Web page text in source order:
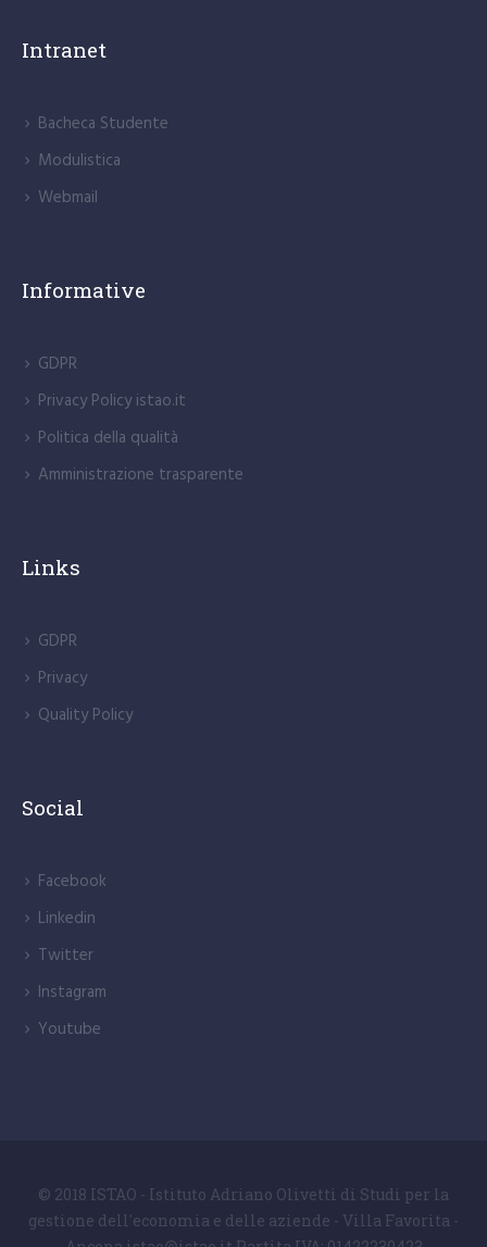
Intranet
Bacheca Studente
Modulistica
Webmail
Informative
GDPR
Privacy Policy istao.it
Politica della qualità
Amministrazione trasparente
Links
GDPR
Privacy
Quality Policy
Social
Facebook
Linkedin
Twitter
Instagram
Youtube
© 2018 ISTAO - Istituto Adriano Olivetti di Studi per la
gestione dell'economia e delle aziende - Villa Favorita -